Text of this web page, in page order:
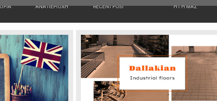
ΑΝΑ ΠΕΡΙΟΧΗ RECENT POST Η ΓΗ ΜΑΣ